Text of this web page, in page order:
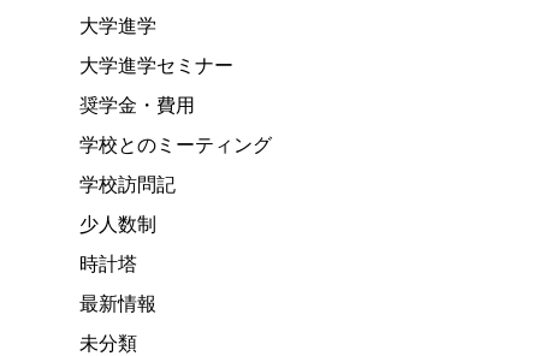
大学進学
大学進学セミナー
奨学金・費用
学校とのミーティング
学校訪問記
少人数制
時計塔
最新情報
未分類